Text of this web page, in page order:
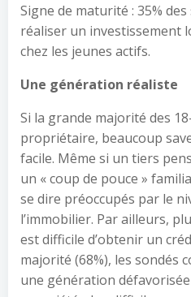
Signe de maturité : 35%
réaliser un investissement
chez les jeunes actifs.
Une génération réaliste
Si la grande majorité des
propriétaire, beaucoup
facile. Même si un tiers
un « coup de pouce »
se dire préoccupés par le
l’immobilier. Par ailleurs,
est difficile d’obtenir un
majorité (68%), les sondés
une génération défavorisée